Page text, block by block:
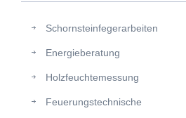
Schornsteinfegerarbeiten
Energieberatung
Holzfeuchtemessung
Feuerungstechnische